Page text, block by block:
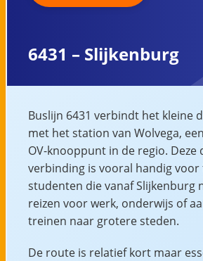
6431 – Slijkenburg
Buslijn 6431 verbindt het kleine
met het station van Wolvega,
OV-knooppunt in de regio. Deze
verbinding is vooral handig voor
studenten die vanaf Slijkenburg
reizen voor werk, onderwijs of
treinen naar grotere steden.
De route is relatief kort maar